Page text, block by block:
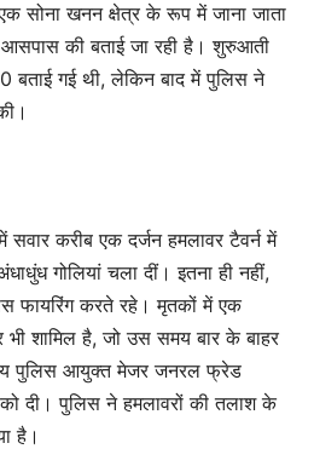
सोना खनन क्षेत्र के रूप में जाना जाता
की बताई जा रही है। शुरुआती
बताई गई थी, लेकिन बाद में पुलिस ने
सवार करीब एक दर्जन हमलावर टैवर्न में
गोलियां चला दीं। इतना ही नहीं,
फायरिंग करते रहे। मृतकों में एक
शामिल है, जो उस समय बार के बाहर
पुलिस आयुक्त मेजर जनरल फ्रेड
दी। पुलिस ने हमलावरों की तलाश के
है।